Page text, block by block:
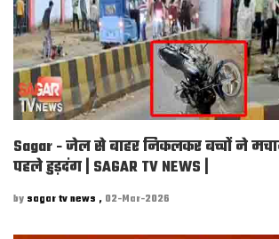
Sagar - जेल से बाहर निकलकर बच्चों ने
पहले हुड़दंग | SAGAR TV NEWS |
by sagar tv news , 02-Mar-2026